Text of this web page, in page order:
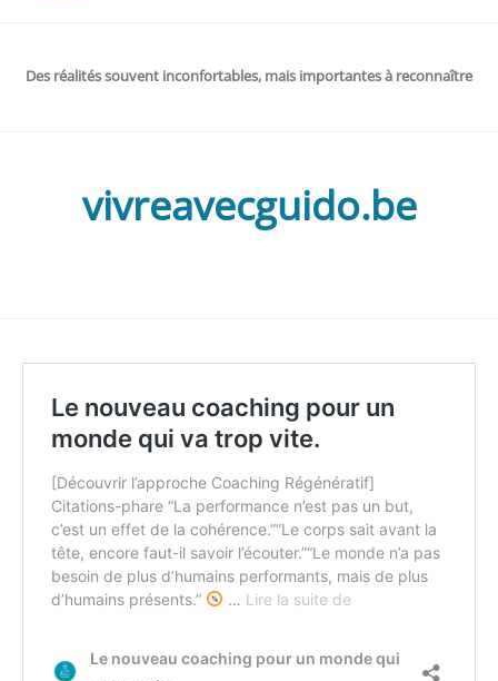
Des réalités souvent inconfortables, mais importantes à reconnaître
vivreavecguido.be